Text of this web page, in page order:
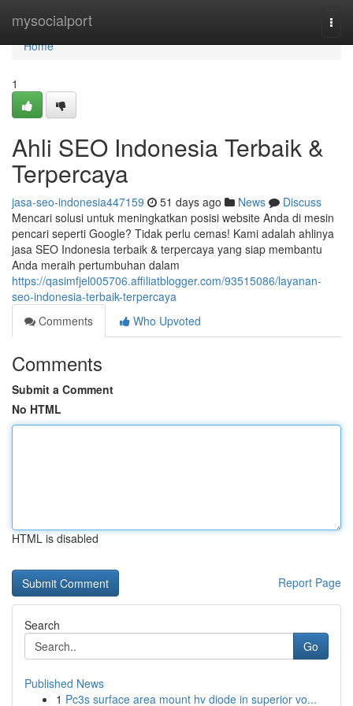
mysocialport
Home
Home
1
Ahli SEO Indonesia Terbaik &
Terpercaya
jasa-seo-indonesia447159 51 days ago News
Discuss
Mencari solusi untuk meningkatkan posisi website Anda di mesin
pencari seperti Google? Tidak perlu cemas! Kami adalah ahlinya
jasa SEO Indonesia terbaik & terpercaya yang siap membantu
Anda meraih pertumbuhan dalam
https://qasimfjel005706.affiliatblogger.com/93515086/layanan-
seo-indonesia-terbaik-terpercaya
Comments
Who Upvoted
Comments
Submit a Comment
No HTML
HTML is disabled
Report Page
Search
Go
Published News
1 Pc3s surface area mount hv diode in superior vo...